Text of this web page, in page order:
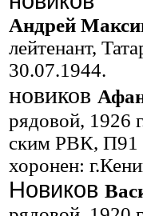
Андрей
лейтенант,
30.07.1944.
новиков
рядовой, 1926
ским РВК, П91
хоронен:
Новиков